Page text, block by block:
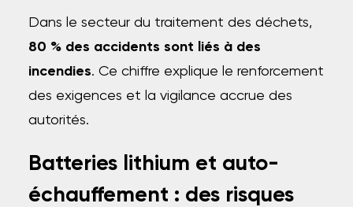
Dans le secteur du traitement des déchets,
80 % des accidents sont liés à des
incendies. Ce chiffre explique le renforcement
des exigences et la vigilance accrue des
autorités.
Batteries lithium et auto-
échauffement : des risques